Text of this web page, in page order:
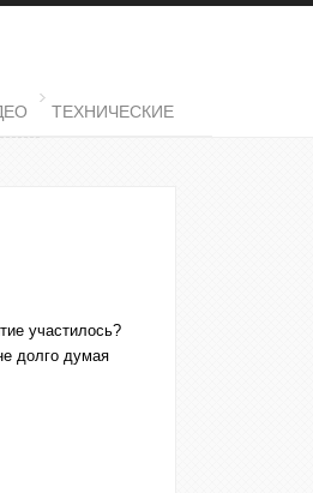
ТЕХНИЧЕСКИЕ
участилось?
долго думая